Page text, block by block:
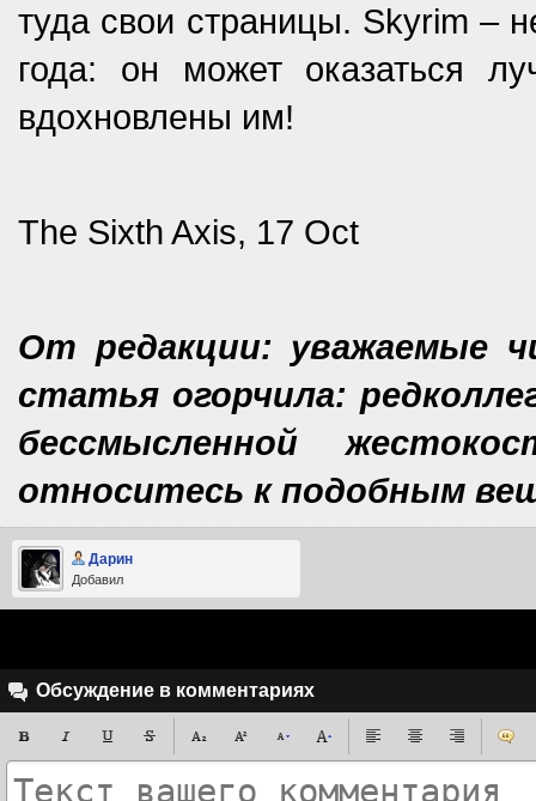
туда свои страницы. Skyrim –
года: он может оказаться
вдохновлены им!
The Sixth Axis, 17 Oct
От редакции: уважаемые
статья огорчила:
бессмысленной
относитесь к подобным
Дарин
Добавил
Обсуждение в комментариях